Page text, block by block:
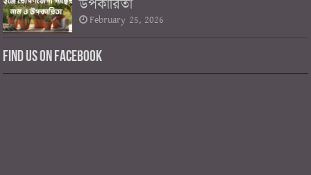
উপকারিতা
February 25, 2026
Find us on Facebook